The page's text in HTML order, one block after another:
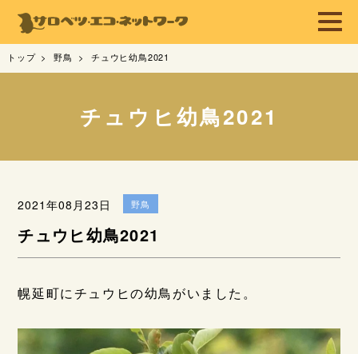
トップ 野鳥 チュウヒ幼鳥2021
チュウヒ幼鳥2021
2021年08月23日 野鳥
チュウヒ幼鳥2021
幌延町にチュウヒの幼鳥がいました。